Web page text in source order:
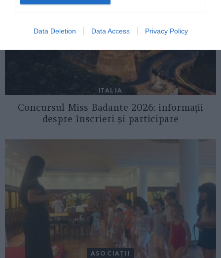
Data Deletion Data Access Privacy Policy
ITALIA
Concursul Miss Badante 2026: informații
despre înscrieri și participare
ASOCIAŢII